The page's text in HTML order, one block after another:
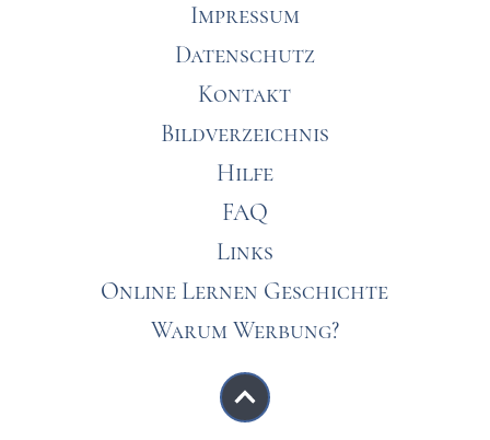
Impressum
Datenschutz
Kontakt
Bildverzeichnis
Hilfe
FAQ
Links
Online Lernen Geschichte
Warum Werbung?